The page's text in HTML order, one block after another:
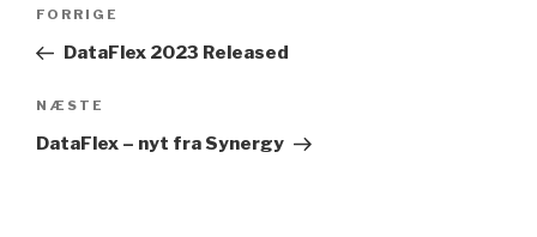
FORRIGE
DataFlex 2023 Released
NÆSTE
DataFlex – nyt fra Synergy